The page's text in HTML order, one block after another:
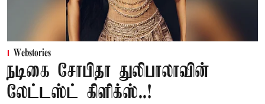
Webstories
நடிகை சோபிதா துலிபாலாவின்
லேட்டஸ்ட் கிளிக்ஸ்..!